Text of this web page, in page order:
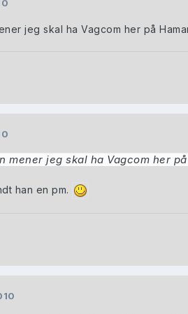
jeg skal ha Vagcom her på
mener jeg skal ha Vagcom her på
han en pm.